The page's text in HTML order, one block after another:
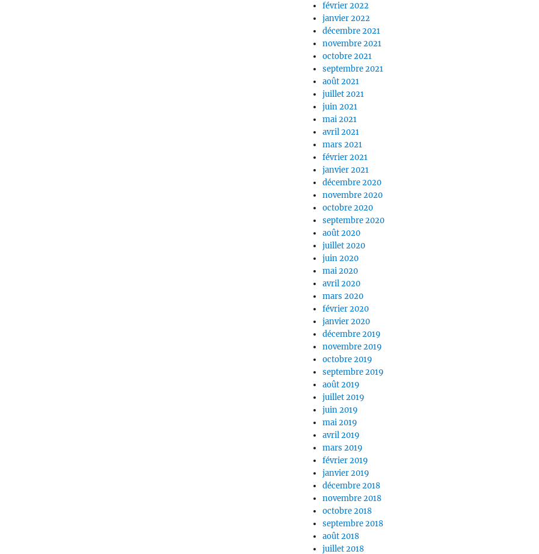
février 2022
janvier 2022
décembre 2021
novembre 2021
octobre 2021
septembre 2021
août 2021
juillet 2021
juin 2021
mai 2021
avril 2021
mars 2021
février 2021
janvier 2021
décembre 2020
novembre 2020
octobre 2020
septembre 2020
août 2020
juillet 2020
juin 2020
mai 2020
avril 2020
mars 2020
février 2020
janvier 2020
décembre 2019
novembre 2019
octobre 2019
septembre 2019
août 2019
juillet 2019
juin 2019
mai 2019
avril 2019
mars 2019
février 2019
janvier 2019
décembre 2018
novembre 2018
octobre 2018
septembre 2018
août 2018
juillet 2018